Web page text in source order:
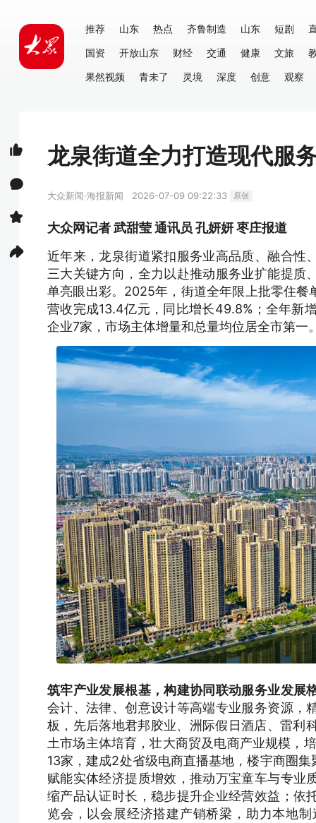
推荐 山东 热点 齐鲁制造 山东 短剧
国资
开放山东 财经 交通 健康 文旅
果然视频
青未了 灵境 深度 创意 观察
龙泉街道全力打造现代服
大众新闻·海报新闻 2026-07-09 09:22:33 原创
大众网记者 武甜莹 通讯员 孔妍妍 枣庄报道
近年来，龙泉街道紧扣服务业高品质、融合性
三大关键方向，全力以赴推动服务业扩能提质
单亮眼出彩。2025年，街道全年限上批零住
营收完成13.4亿元，同比增长49.8%；全年新
企业7家，市场主体增量和总量均位居全市第一
筑牢产业发展根基，构建协同联动服务业发展
会计、法律、创意设计等高端专业服务资源，
板，先后落地君邦胶业、洲际假日酒店、雷利
土市场主体培育，壮大商贸及电商产业规模，
13家，建成2处省级电商直播基地，楼宇商圈
赋能实体经济提质增效，推动万宝童车与专业
缩产品认证时长，稳步提升企业经营效益；依
览会，以会展经济搭建产销桥梁，助力本地